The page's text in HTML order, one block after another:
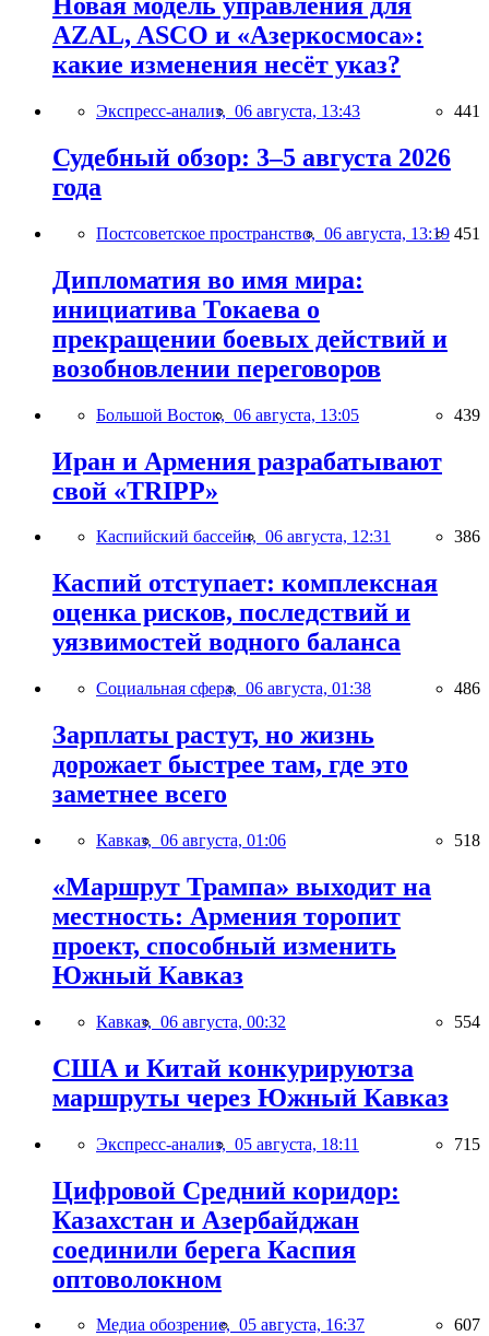
AZAL, ASCO и «Азеркосмоса»:
какие изменения несёт указ?
Экспресс-анализ, 06 августа, 13:43 441
Судебный обзор: 3–5 августа 2026
года
Постсоветское пространство, 06 августа, 13:19 451
Дипломатия во имя мира:
инициатива Токаева о
прекращении боевых действий и
возобновлении переговоров
Большой Восток, 06 августа, 13:05 439
Иран и Армения разрабатывают
свой «TRIPP»
Каспийский бассейн, 06 августа, 12:31 386
Каспий отступает: комплексная
оценка рисков, последствий и
уязвимостей водного баланса
Социальная сфера, 06 августа, 01:38 486
Зарплаты растут, но жизнь
дорожает быстрее там, где это
заметнее всего
Кавказ, 06 августа, 01:06 518
«Маршрут Трампа» выходит на
местность: Армения торопит
проект, способный изменить
Южный Кавказ
Кавказ, 06 августа, 00:32 554
США и Китай конкурируютза
маршруты через Южный Кавказ
Экспресс-анализ, 05 августа, 18:11 715
Цифровой Средний коридор:
Казахстан и Азербайджан
соединили берега Каспия
оптоволокном
Медиа обозрение, 05 августа, 16:37 607